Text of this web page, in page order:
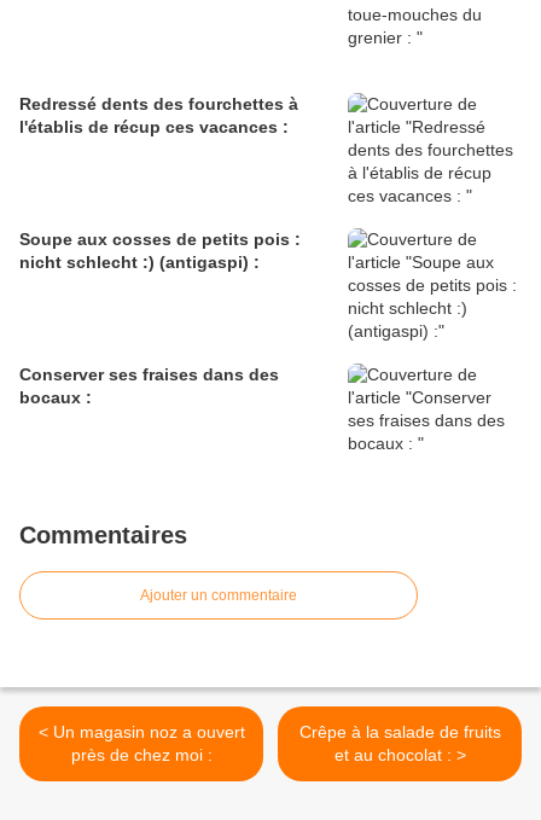
Redressé dents des fourchettes à
l'établis de récup ces vacances :
Soupe aux cosses de petits pois :
nicht schlecht :) (antigaspi) :
Conserver ses fraises dans des
bocaux :
Commentaires
Ajouter un commentaire
< Un magasin noz a ouvert
près de chez moi :
Crêpe à la salade de fruits
et au chocolat : >